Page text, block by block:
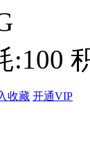
:100
收藏 开通VIP